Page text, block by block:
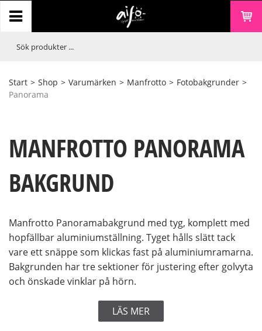
Start > Shop > Varumärken > Manfrotto > Fotobakgrunder >
Panorama
MANFROTTO PANORAMA
BAKGRUND
Manfrotto Panoramabakgrund med tyg, komplett med
hopfällbar aluminiumställning. Tyget hålls slätt tack
vare ett snäppe som klickas fast på aluminiumramarna.
Bakgrunden har tre sektioner för justering efter golvyta
och önskade vinklar på hörn.
LÄS MER